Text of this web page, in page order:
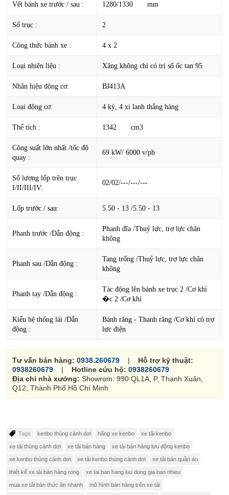
Vết bánh xe trước / sau : 1280/1330 mm
Số trục : 2
Công thức bánh xe : 4 x 2
Loại nhiên liệu : Xăng không chì có trị số ốc tan 95
Nhãn hiệu động cơ: BJ413A
Loại động cơ: 4 kỳ, 4 xi lanh thẳng hàng
Thể tích : 1342 cm3
Công suất lớn nhất /tốc độ
quay :
69 kW/ 6000 v/ph
Số lượng lốp trên trục
I/II/III/IV:
02/02/---/---/---
Lốp trước / sau: 5.50 - 13 /5.50 - 13
Phanh trước /Dẫn động :
Phanh đĩa /Thuỷ lực, trợ lực chân
không
Phanh sau /Dẫn động :
Tang trống /Thuỷ lực, trợ lực chân
không
Phanh tay /Dẫn động :
Tác động lên bánh xe trục 2 /Cơ khí
�c 2 /Cơ khí
Kiểu hệ thống lái /Dẫn
động :
Bánh răng - Thanh răng /Cơ khí có trợ
lực điện
Tư vấn bán hàng: 0938.260679 | Hỗ trợ kỹ thuật:
0938260679 | Hotline cứu hộ: 0938260679
Địa chỉ nhà xưởng: Showrom: 990 QL1A, P, Thạnh Xuân,
Q12, Thành Phố Hồ Chí Minh
Tags kenbo thùng cánh dơi hãng xe kenbo xe tải kenbo
xe tải thùng cánh dơi xe tải bán hàng xe tải bán hàng lưu động kenbo
xe kenbo thùng cánh dơi xe tải kenbo thùng cánh dơi xe tải bán quần áo
thiết kế xe tải bán hàng rong xe tai ban hang luu dong gia bao nhieu
mua xe tải bán thức ăn nhanh mô hình bán hàng trên xe tải